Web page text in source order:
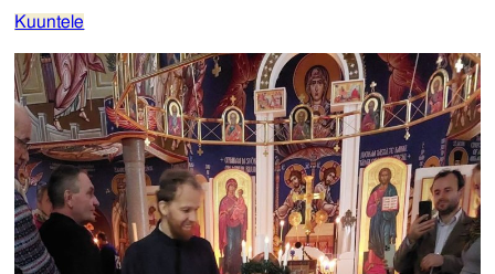
Hautausmaa
Yhteystiedot
Kuuntele